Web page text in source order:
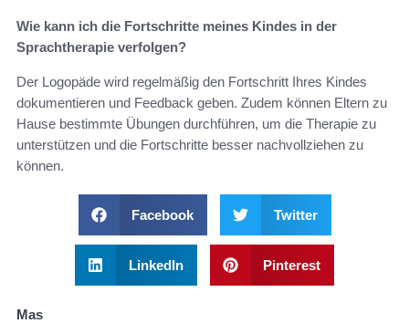
Wie kann ich die Fortschritte meines Kindes in der
Sprachtherapie verfolgen?
Der Logopäde wird regelmäßig den Fortschritt Ihres Kindes
dokumentieren und Feedback geben. Zudem können Eltern zu
Hause bestimmte Übungen durchführen, um die Therapie zu
unterstützen und die Fortschritte besser nachvollziehen zu
können.
Facebook Twitter
LinkedIn Pinterest
Mas